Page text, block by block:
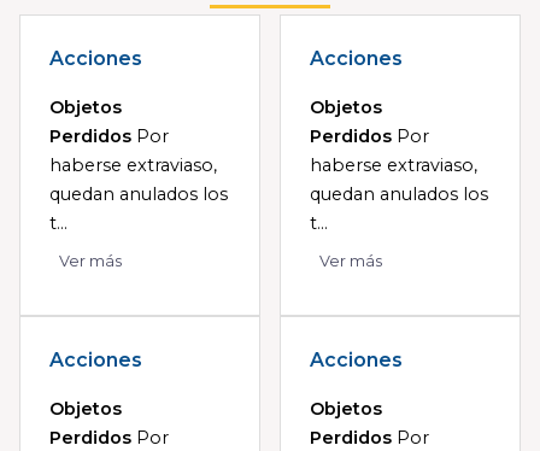
Acciones
Objetos
Perdidos Por
haberse extraviaso,
quedan anulados los
t...
Ver más
Acciones
Objetos
Perdidos Por
haberse extraviaso,
quedan anulados los
t...
Ver más
Acciones
Objetos
Perdidos Por
Acciones
Objetos
Perdidos Por